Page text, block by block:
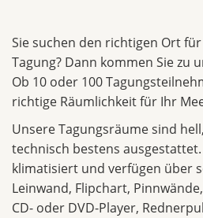
Sie suchen den richtigen Ort
Tagung? Dann kommen Sie zu
Ob 10 oder 100
richtige Räumlichkeit für Ihr
Unsere Tagungsräume sind
technisch bestens
klimatisiert und verfügen über
Leinwand, Flipchart,
CD- oder DVD-Player,